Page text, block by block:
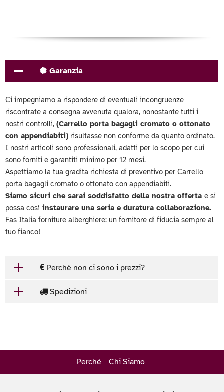
Garanzia
Ci impegniamo a rispondere di eventuali incongruenze
riscontrate a consegna avvenuta qualora, nonostante tutti i
nostri controlli,(Carrello porta bagagli cromato o ottonato
con appendiabiti) risultasse non conforme da quanto ordinato.
I nostri articoli sono professionali, adatti per lo scopo per cui
sono forniti e garantiti minimo per 12 mesi.
Aspettiamo la tua gradita richiesta di preventivo per Carrello
porta bagagli cromato o ottonato con appendiabiti.
Siamo sicuri che sarai soddisfatto della nostra offertae si
possa così instaurare una seria e duratura collaborazione.
Fas Italia forniture alberghiere: un fornitore di fiducia sempre al
tuo fianco!
Perchè non ci sono i prezzi?
Spedizioni
Perché Chi Siamo